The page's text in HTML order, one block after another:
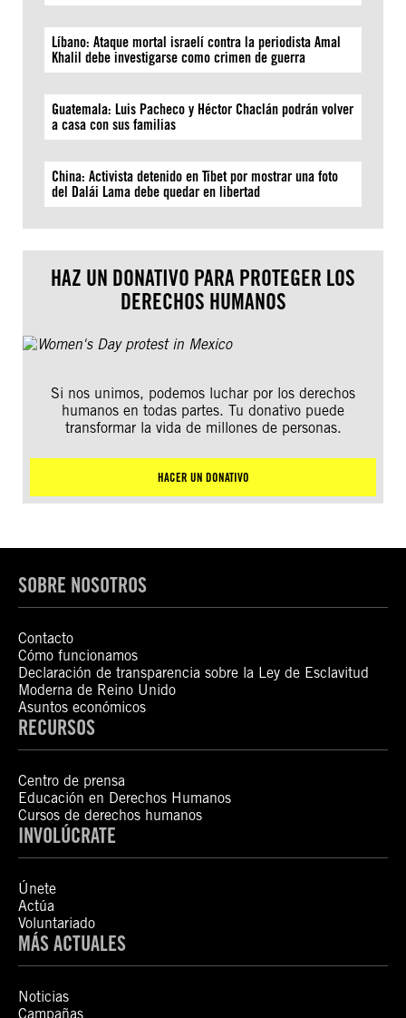
Líbano: Ataque mortal israelí contra la periodista Amal
Khalil debe investigarse como crimen de guerra
Guatemala: Luis Pacheco y Héctor Chaclán podrán volver
a casa con sus familias
China: Activista detenido en Tíbet por mostrar una foto
del Dalái Lama debe quedar en libertad
HAZ UN DONATIVO PARA PROTEGER LOS
DERECHOS HUMANOS
Si nos unimos, podemos luchar por los derechos
humanos en todas partes. Tu donativo puede
transformar la vida de millones de personas.
HACER UN DONATIVO
SOBRE NOSOTROS
Contacto
Cómo funcionamos
Declaración de transparencia sobre la Ley de Esclavitud
Moderna de Reino Unido
Asuntos económicos
RECURSOS
Centro de prensa
Educación en Derechos Humanos
Cursos de derechos humanos
INVOLÚCRATE
Únete
Actúa
Voluntariado
MÁS ACTUALES
Noticias
Campañas